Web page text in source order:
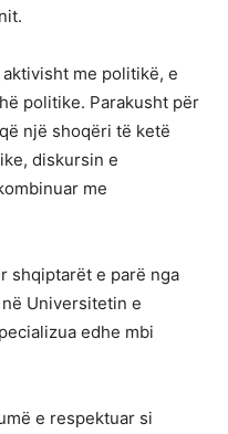
me politikë, e
politike. Parakusht për
një shoqëri të ketë
diskursin e
me
shqiptarët e parë nga
Universitetin e
edhe mbi
e respektuar si